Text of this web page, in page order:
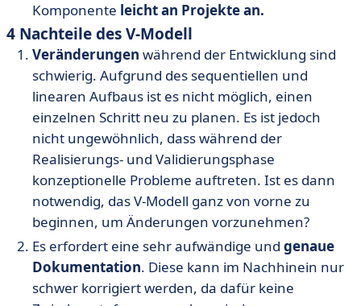
Komponente leicht an Projekte an.
4 Nachteile des V-Modell
Veränderungen während der Entwicklung sind
schwierig. Aufgrund des sequentiellen und
linearen Aufbaus ist es nicht möglich, einen
einzelnen Schritt neu zu planen. Es ist jedoch
nicht ungewöhnlich, dass während der
Realisierungs- und Validierungsphase
konzeptionelle Probleme auftreten. Ist es dann
notwendig, das V-Modell ganz von vorne zu
beginnen, um Änderungen vorzunehmen?
Es erfordert eine sehr aufwändige und genaue
Dokumentation. Diese kann im Nachhinein nur
schwer korrigiert werden, da dafür keine